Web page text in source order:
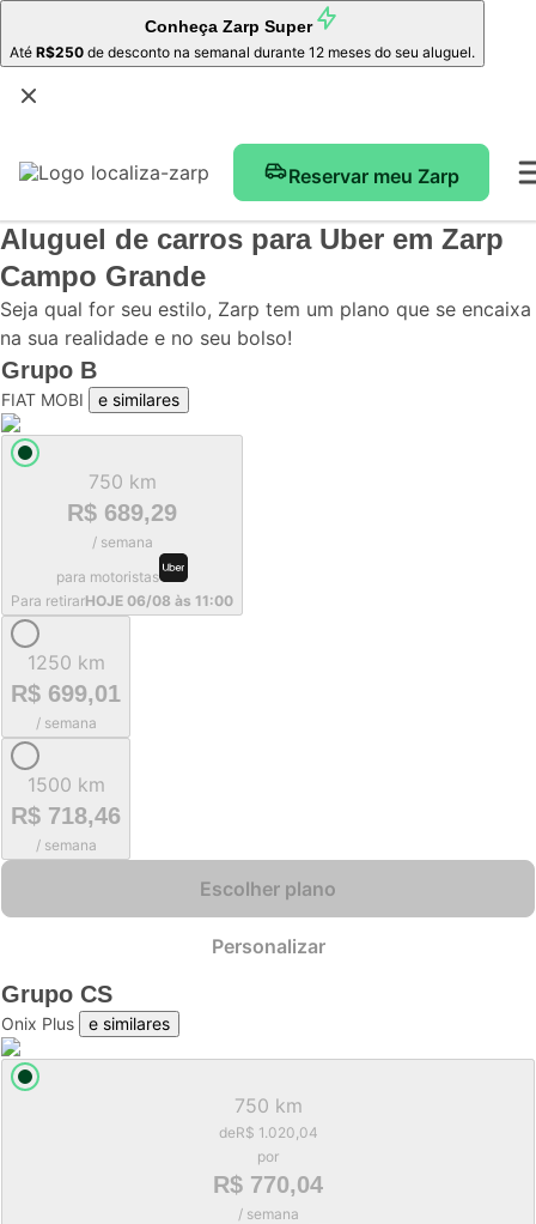
Conheça Zarp Super
Até R$250 de desconto na semanal durante 12 meses do seu aluguel.
Reservar meu Zarp
Aluguel de carros para Uber em Zarp
Campo Grande
Seja qual for seu estilo, Zarp tem um plano que se encaixa
na sua realidade e no seu bolso!
Grupo B
FIAT MOBI e similares
750 km
R$ 689,29
/ semana
para motoristas
Para retirarHOJE 06/08 às 11:00
1250 km
R$ 699,01
/ semana
1500 km
R$ 718,46
/ semana
Escolher plano
Personalizar
Grupo CS
Onix Plus e similares
750 km
deR$ 1.020,04
por
R$ 770,04
/ semana